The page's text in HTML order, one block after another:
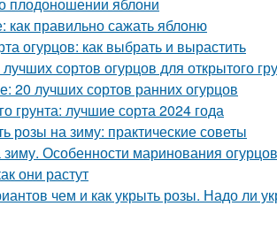
как правильно сажать яблоню
огурцов: как выбрать и вырастить
сортов огурцов для открытого
20 лучших сортов ранних огурцов
грунта: лучшие сорта 2024 года
розы на зиму: практические советы
Особенности маринования
они растут
чем и как укрыть розы. Надо ли